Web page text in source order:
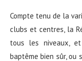
Compte tenu de la
clubs et centres, la
tous les niveaux,
baptême bien sûr, ou